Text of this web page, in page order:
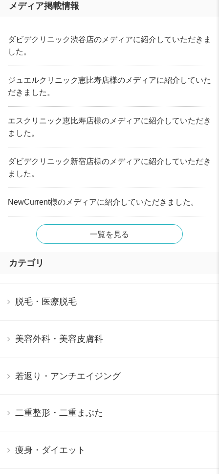
メディア掲載情報
ダビデクリニック渋谷店のメディアに紹介していただきま
した。
ジュエルクリニック恵比寿店様のメディアに紹介していた
だきました。
エスクリニック恵比寿店様のメディアに紹介していただき
ました。
ダビデクリニック新宿店様のメディアに紹介していただき
ました。
NewCurrent様のメディアに紹介していただきました。
一覧を見る
カテゴリ
脱毛・医療脱毛
美容外科・美容皮膚科
若返り・アンチエイジング
二重整形・二重まぶた
痩身・ダイエット